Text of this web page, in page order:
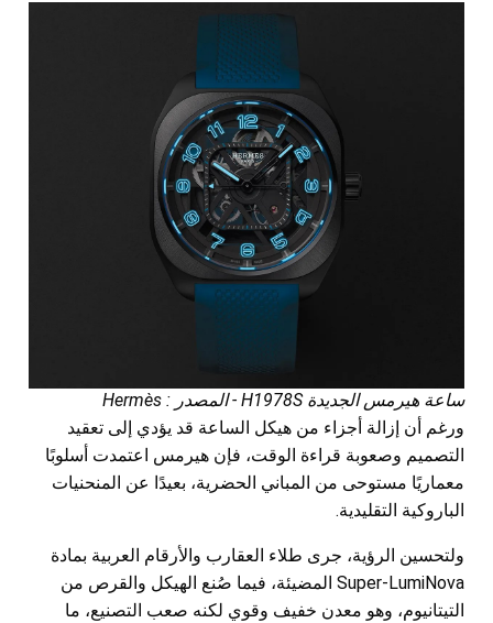
ساعة هيرمس الجديدة H1978S - المصدر : Hermès
ورغم أن إزالة أجزاء من هيكل الساعة قد يؤدي إلى تعقيد
التصميم وصعوبة قراءة الوقت، فإن هيرمس اعتمدت أسلوبًا
معماريًا مستوحى من المباني الحضرية، بعيدًا عن المنحنيات
الباروكية التقليدية.
ولتحسين الرؤية، جرى طلاء العقارب والأرقام العربية بمادة
Super-LumiNova المضيئة، فيما صُنع الهيكل والقرص من
التيتانيوم، وهو معدن خفيف وقوي لكنه صعب التصنيع، ما